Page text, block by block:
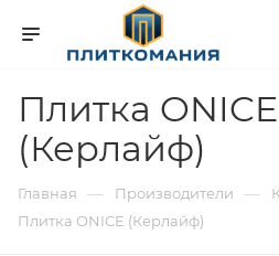
Плитка ONICE
(Керлайф)
Главная — Производители —
Плитка ONICE (Керлайф)